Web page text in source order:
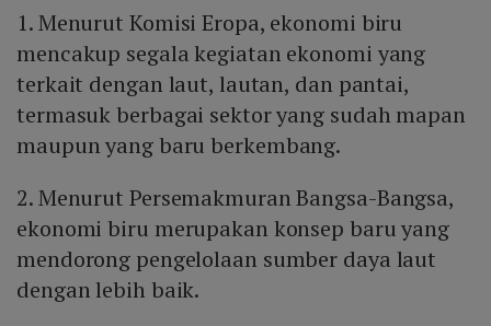
1. Menurut Komisi Eropa, ekonomi biru
mencakup segala kegiatan ekonomi yang
terkait dengan laut, lautan, dan pantai,
termasuk berbagai sektor yang sudah mapan
maupun yang baru berkembang.
2. Menurut Persemakmuran Bangsa-Bangsa,
ekonomi biru merupakan konsep baru yang
mendorong pengelolaan sumber daya laut
dengan lebih baik.